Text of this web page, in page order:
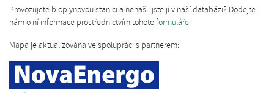
Provozujete bioplynovou stanici a nenašli jste jí v naší databázi? Dodejte
nám o ní informace prostřednictvím tohotoformuláře.
Mapa je aktualizována ve spolupráci s partnerem: